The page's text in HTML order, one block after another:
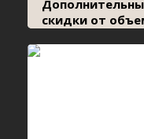
скидки от